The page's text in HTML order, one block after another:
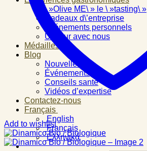
\ »Olive ME\ » le \ »tasting\ »
Cadeaux d\’entreprise
Événements personnels
Un jour avec nous
Médailles
Blog
Nouvelles
Événements
Conseils santé
Vidéos d’expertise
Contactez-nous
Français
English
Français
Ελληνικά
Add to wishlist